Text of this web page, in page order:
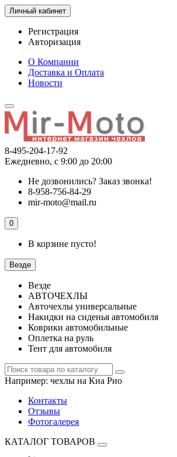
Личный кабинет
Регистрация
Авторизация
О Компании
Доставка и Оплата
Новости
8-495-204-17-92
Ежедневно, с 9:00 до 20:00
Не дозвонились? Заказ звонка!
8-958-756-84-29
mir-moto@mail.ru
0
В корзине пусто!
Везде
Везде
АВТОЧЕХЛЫ
Авточехлы универсальные
Накидки на сиденья автомобиля
Коврики автомобильные
Оплетка на руль
Тент для автомобиля
Например: чехлы на Киа Рио
Контакты
Отзывы
Фотогалерея
КАТАЛОГ ТОВАРОВ